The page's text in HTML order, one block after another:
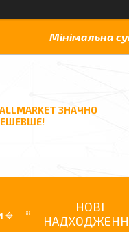
Мінімальна
ЗНАЧНО
НОВІ